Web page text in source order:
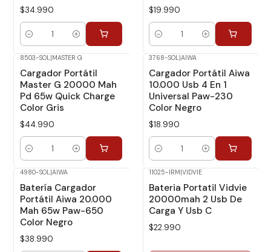
$34.990
Cantidad
$19.990
Cantidad
8503-SOL|MASTER G
Cargador Portátil
Master G 20000 Mah
Pd 65w Quick Charge
Color Gris
$44.990
Cantidad
3768-SOL|AIWA
Cargador Portátil Aiwa
10.000 Usb 4 En 1
Universal Paw-230
Color Negro
$18.990
Cantidad
4980-SOL|AIWA
Batería Cargador
Portátil Aiwa 20.000
Mah 65w Paw-650
Color Negro
$38.990
No disponible
11025-IRM|VIDVIE
Bateria Portatil Vidvie
20000mah 2 Usb De
Carga Y Usb C
$22.990